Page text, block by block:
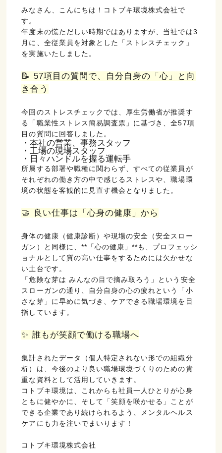
みなさん、こんにちは！コトブキ環境株式会社で
す。
年度末の慌ただしい時期ではありますが、当社では3
月に、全従業員を対象とした「ストレスチェック」
を実施いたしました。
📝 57項目の質問で、自分自身の「心」と向
き合う
今回のストレスチェックでは、厚生労働省が推奨す
る「職業性ストレス簡易調査票」に基づき、全57項
目の質問に回答しました。
・本社の営業、事務スタッフ
・工場の現場スタッフ
・日々ハンドルを握る運転手
所属する部署や職種に関わらず、すべての従業員が
それぞれの働き方の中で感じるストレスや、職場環
境の状態を客観的に見直す機会となりました。
🤝 良い仕事は「心身の健康」から
身体の健康（健康診断）や現場の安全（安全スロー
ガン）と同様に、**「心の健康」**も、プロフェッシ
ョナルとして質の高い仕事をするためには欠かせな
い土台です。
「危険な芽は みんなの目で摘み取ろう」という安全
スローガンの通り、自分自身の心の疲れという「小
さな芽」に早めに気づき、ケアできる職場環境を目
指しています。
✨ 誰もが笑顔で働ける職場へ
集計されたデータ（個人特定されない形での組織分
析）は、今後のより良い職場環境づくりのための貴
重な資料として活用していきます。
コトブキ環境は、これからも社員一人ひとりが心身
ともに健やかに、そして「笑顔を咲かせる」ことが
できる企業であり続けられるよう、メンタルヘルス
ケアにも力を注いでまいります！
コトブキ環境株式会社